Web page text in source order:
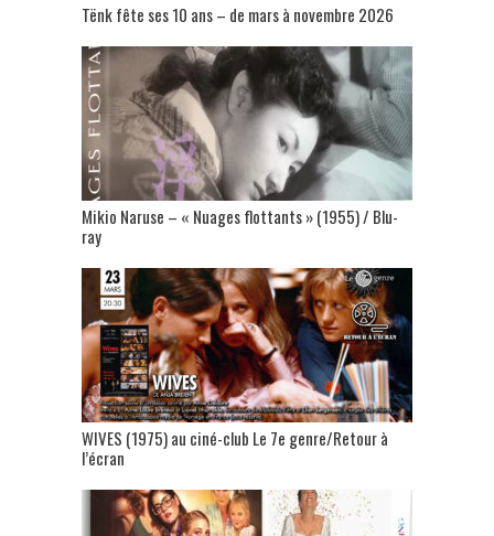
Tënk fête ses 10 ans – de mars à novembre 2026
Mikio Naruse – « Nuages flottants » (1955) / Blu-
ray
WIVES (1975) au ciné-club Le 7e genre/Retour à
l’écran